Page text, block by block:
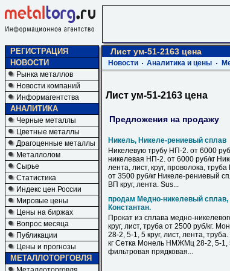
РЕГИСТРАЦИЯ
НОВОСТИ
Рынка металлов
Новости компаний
Информагентства
АНАЛИТИКА
Черные металлы
Цветные металлы
Драгоценные металлы
Металлолом
Сырье
Статистика
Индекс цен России
Мировые цены
Цены на биржах
Вопрос месяца
Публикации
Цены и прогнозы
МЕТАЛЛОТОРГОВЛЯ
Лист ум-51-2163 цена
Новости Аналитика и цены
Лист ум-51-2163 цена
Предложения на продажу
Никель, Никеле-рениевый сплав
Никелевую трубу НП-2. от 6000
никелевая НП-2. от 6000 руб/кг
лента, лист, круг, проволока,
от 3500 руб/кг Никеле-рениевый
ВП круг, лента. Sus...
продам Медно-никелевый
Константан.
Прокат из сплава медно-
круг, лист, труба от 2500 руб/кг.
28-2, 5-1, 5 круг, лист, лента,
кг Сетка Монель НМЖМц 28-2, 5-1,
фильтровая прядковая...